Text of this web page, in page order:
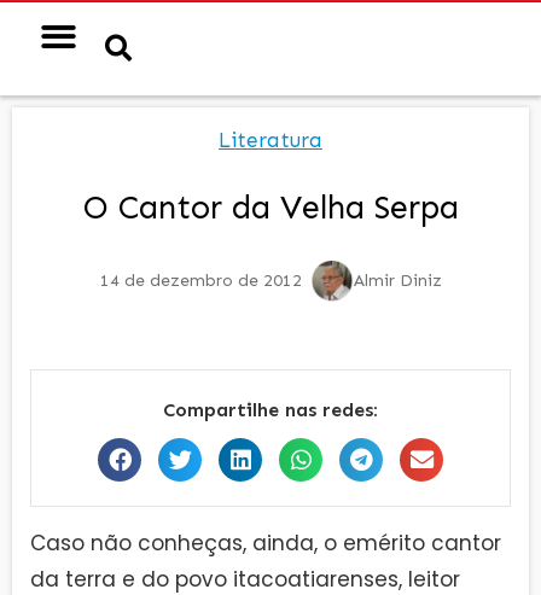
Literatura
O Cantor da Velha Serpa
14 de dezembro de 2012 Almir Diniz
Compartilhe nas redes:
Caso não conheças, ainda, o emérito cantor
da terra e do povo itacoatiarenses, leitor